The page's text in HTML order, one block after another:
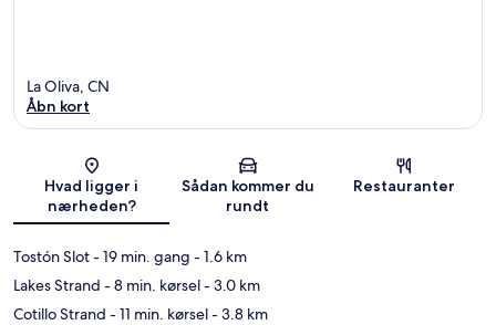
Kort
La Oliva, CN
Åbn kort
Hvad ligger i
nærheden?
Sådan kommer du
rundt
Restauranter
Tostón Slot- 19 min. gang - 1.6 km
Lakes Strand - 8 min. kørsel- 3.0 km
Cotillo Strand - 11 min. kørsel- 3.8 km